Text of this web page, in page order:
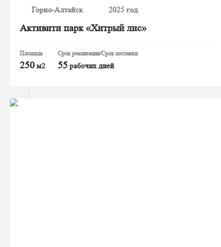
Горно-Алтайск 2025 год
Активити парк «Хитрый лис»
Площадь
250 м2
Срок реализации/Срок поставки
55 рабочих дней